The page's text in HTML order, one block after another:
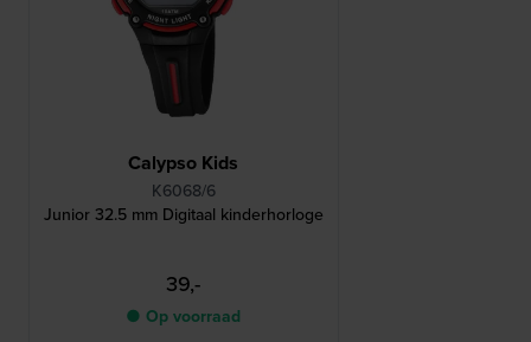
Calypso Kids
K6068/6
Junior 32.5 mm Digitaal kinderhorloge
39,-
● Op voorraad